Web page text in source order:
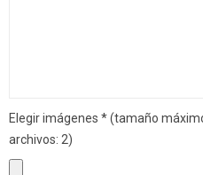
Elegir imágenes *(tamaño
archivos: 2)